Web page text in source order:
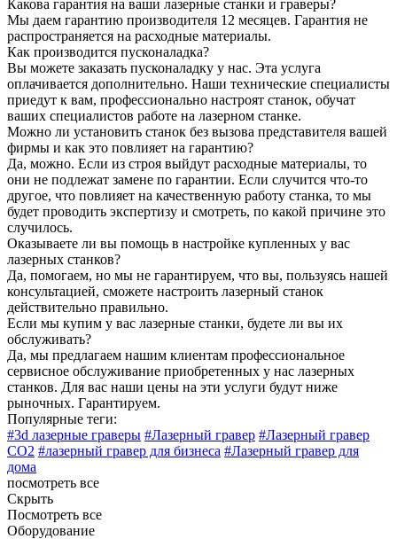
Какова гарантия на ваши лазерные станки и граверы?
Мы даем гарантию производителя 12 месяцев. Гарантия не
распространяется на расходные материалы.
Как производится пусконаладка?
Вы можете заказать пусконаладку у нас. Эта услуга
оплачивается дополнительно. Наши технические специалисты
приедут к вам, профессионально настроят станок, обучат
ваших специалистов работе на лазерном станке.
Можно ли установить станок без вызова представителя вашей
фирмы и как это повлияет на гарантию?
Да, можно. Если из строя выйдут расходные материалы, то
они не подлежат замене по гарантии. Если случится что-то
другое, что повлияет на качественную работу станка, то мы
будет проводить экспертизу и смотреть, по какой причине это
случилось.
Оказываете ли вы помощь в настройке купленных у вас
лазерных станков?
Да, помогаем, но мы не гарантируем, что вы, пользуясь нашей
консультацией, сможете настроить лазерный станок
действительно правильно.
Если мы купим у вас лазерные станки, будете ли вы их
обслуживать?
Да, мы предлагаем нашим клиентам профессиональное
сервисное обслуживание приобретенных у нас лазерных
станков. Для вас наши цены на эти услуги будут ниже
рыночных. Гарантируем.
Популярные теги:
#3d лазерные граверы #Лазерный гравер #Лазерный гравер
CO2 #лазерный гравер для бизнеса #Лазерный гравер для
дома
посмотреть все
Скрыть
Посмотреть все
Оборудование